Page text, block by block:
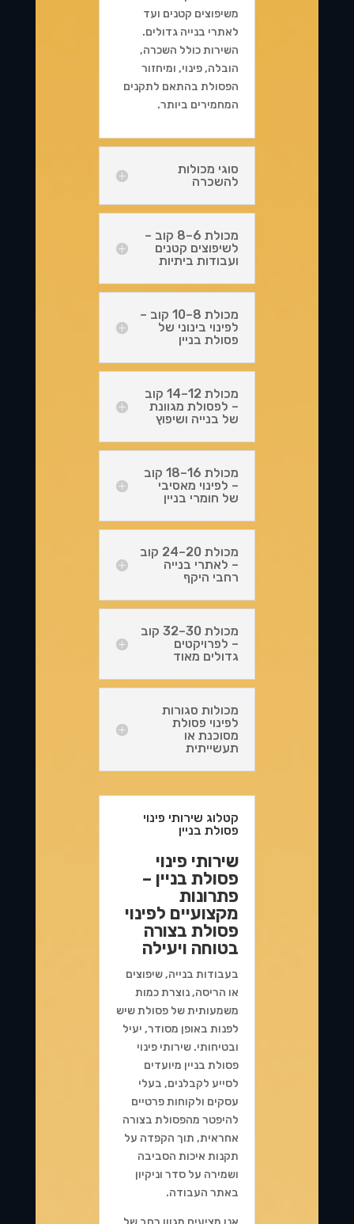
משיפוצים קטנים ועד
לאתרי בנייה גדולים.
השירות כולל השכרה,
הובלה, פינוי, ומיחזור
הפסולת בהתאם לתקנים
המחמירים ביותר.
סוגי מכולות
להשכרה
מכולת 6–8 קוב –
לשיפוצים קטנים
ועבודות ביתיות
מכולת 8–10 קוב –
לפינוי בינוני של
פסולת בניין
מכולת 12–14 קוב
– לפסולת מגוונת
של בנייה ושיפוץ
מכולת 16–18 קוב
– לפינוי מאסיבי
של חומרי בניין
מכולת 20–24 קוב
– לאתרי בנייה
רחבי היקף
מכולת 30–32 קוב
– לפרויקטים
גדולים מאוד
מכולות סגורות
לפינוי פסולת
מסוכנת או
תעשייתית
קטלוג שירותי פינוי
פסולת בניין
שירותי פינוי
פסולת בניין –
פתרונות
מקצועיים לפינוי
פסולת בצורה
בטוחה ויעילה
בעבודות בנייה, שיפוצים
או הריסה, נוצרת כמות
משמעותית של פסולת שיש
לפנות באופן מסודר, יעיל
ובטיחותי. שירותי פינוי
פסולת בניין מיועדים
לסייע לקבלנים, בעלי
עסקים ולקוחות פרטיים
להיפטר מהפסולת בצורה
אחראית, תוך הקפדה על
תקנות איכות הסביבה
ושמירה על סדר וניקיון
באתר העבודה.